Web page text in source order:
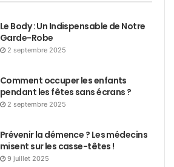
Le Body : Un Indispensable de Notre
Garde-Robe
2 septembre 2025
Comment occuper les enfants
pendant les fêtes sans écrans ?
2 septembre 2025
Prévenir la démence ? Les médecins
misent sur les casse-têtes !
9 juillet 2025